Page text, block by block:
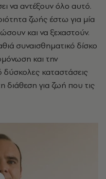
να αντέξουν όλο αυτό.
ζωής έστω για μία
και να ξεχαστούν.
συναισθηματικό δίσκο
και την
καταστάσεις
διάθεση για ζωή που τις